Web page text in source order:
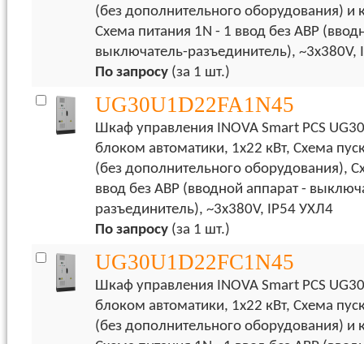
(без дополнительного оборудования)
Схема питания 1N - 1 ввод без АВР
выключатель-разъединитель), ~3x380V,
По запросу (за 1 шт.)
UG30U1D22FA1N45
Шкаф управления INOVA Smart PCS
блоком автоматики, 1х22 кВт, Схема
(без дополнительного оборудования),
ввод без АВР (вводной аппарат -
разъединитель), ~3x380V, IP54 УХЛ4
По запросу (за 1 шт.)
UG30U1D22FC1N45
Шкаф управления INOVA Smart PCS
блоком автоматики, 1х22 кВт, Схема
(без дополнительного оборудования) и